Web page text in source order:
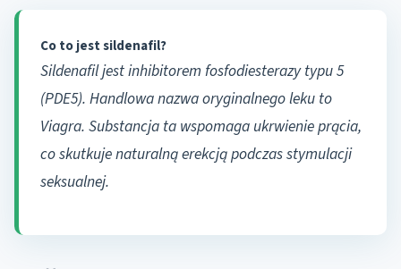
Co to jest sildenafil?
Sildenafil jest inhibitorem fosfodiesterazy typu 5
(PDE5). Handlowa nazwa oryginalnego leku to
Viagra. Substancja ta wspomaga ukrwienie prącia,
co skutkuje naturalną erekcją podczas stymulacji
seksualnej.